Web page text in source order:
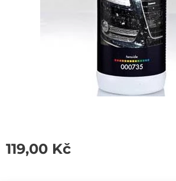
119,00 Kč